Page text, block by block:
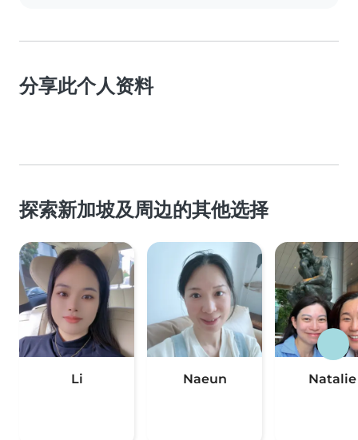
分享此个人资料
探索新加坡及周边的其他选择
Li Naeun Natalie